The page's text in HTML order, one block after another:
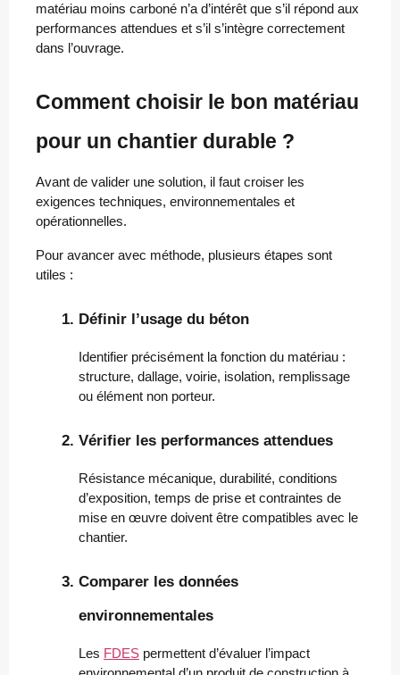
matériau moins carboné n’a d’intérêt que s’il répond aux
performances attendues et s’il s’intègre correctement
dans l’ouvrage.
Comment choisir le bon matériau
pour un chantier durable ?
Avant de valider une solution, il faut croiser les
exigences techniques, environnementales et
opérationnelles.
Pour avancer avec méthode, plusieurs étapes sont
utiles :
Définir l’usage du béton
Identifier précisément la fonction du matériau :
structure, dallage, voirie, isolation, remplissage
ou élément non porteur.
Vérifier les performances attendues
Résistance mécanique, durabilité, conditions
d’exposition, temps de prise et contraintes de
mise en œuvre doivent être compatibles avec le
chantier.
Comparer les données
environnementales
Les FDES permettent d’évaluer l’impact